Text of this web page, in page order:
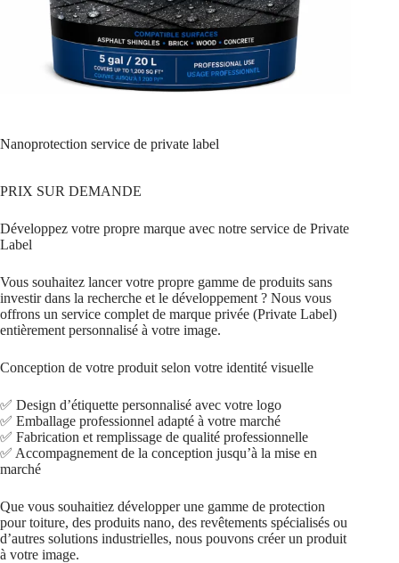
Nanoprotection service de private label
PRIX SUR DEMANDE
Développez votre propre marque avec notre service de Private
Label
Vous souhaitez lancer votre propre gamme de produits sans
investir dans la recherche et le développement ? Nous vous
offrons un service complet de marque privée (Private Label)
entièrement personnalisé à votre image.
Conception de votre produit selon votre identité visuelle
✅ Design d’étiquette personnalisé avec votre logo
✅ Emballage professionnel adapté à votre marché
✅ Fabrication et remplissage de qualité professionnelle
✅ Accompagnement de la conception jusqu’à la mise en
marché
Que vous souhaitiez développer une gamme de protection
pour toiture, des produits nano, des revêtements spécialisés ou
d’autres solutions industrielles, nous pouvons créer un produit
à votre image.